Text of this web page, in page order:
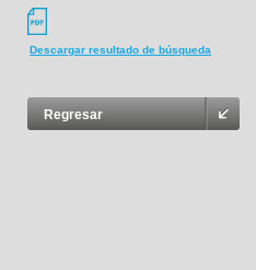
Descargar resultado de búsqueda
Regresar